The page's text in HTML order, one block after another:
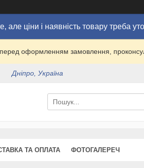
але ціни і наявність товару треба
оформленням замовлення,
Дніпро, Україна
ТА ОПЛАТА ФОТОГАЛЕРЕЧ